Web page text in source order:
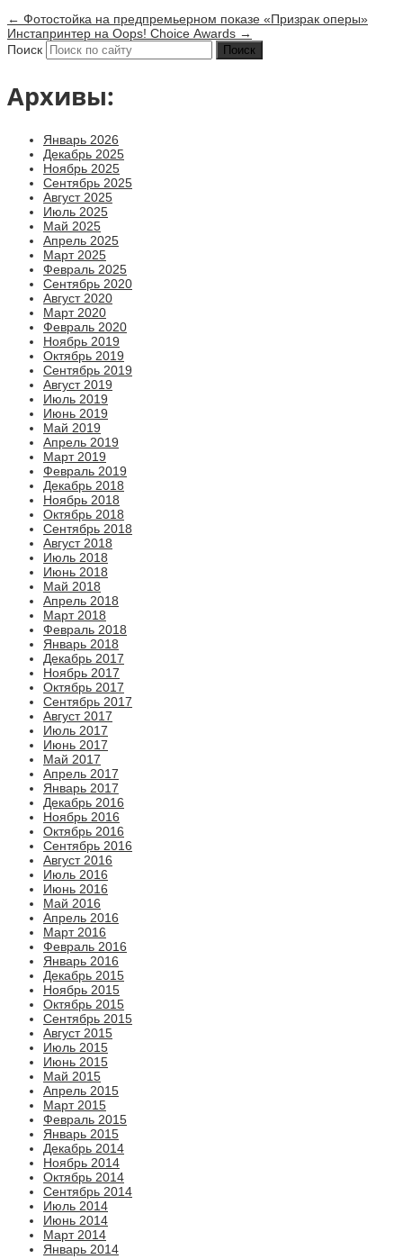
← Фотостойка на предпремьерном показе «Призрак оперы»
Инстапринтер на Oops! Choicе Awards →
Поиск
Архивы:
Январь 2026
Декабрь 2025
Ноябрь 2025
Сентябрь 2025
Август 2025
Июль 2025
Май 2025
Апрель 2025
Март 2025
Февраль 2025
Сентябрь 2020
Август 2020
Март 2020
Февраль 2020
Ноябрь 2019
Октябрь 2019
Сентябрь 2019
Август 2019
Июль 2019
Июнь 2019
Май 2019
Апрель 2019
Март 2019
Февраль 2019
Декабрь 2018
Ноябрь 2018
Октябрь 2018
Сентябрь 2018
Август 2018
Июль 2018
Июнь 2018
Май 2018
Апрель 2018
Март 2018
Февраль 2018
Январь 2018
Декабрь 2017
Ноябрь 2017
Октябрь 2017
Сентябрь 2017
Август 2017
Июль 2017
Июнь 2017
Май 2017
Апрель 2017
Январь 2017
Декабрь 2016
Ноябрь 2016
Октябрь 2016
Сентябрь 2016
Август 2016
Июль 2016
Июнь 2016
Май 2016
Апрель 2016
Март 2016
Февраль 2016
Январь 2016
Декабрь 2015
Ноябрь 2015
Октябрь 2015
Сентябрь 2015
Август 2015
Июль 2015
Июнь 2015
Май 2015
Апрель 2015
Март 2015
Февраль 2015
Январь 2015
Декабрь 2014
Ноябрь 2014
Октябрь 2014
Сентябрь 2014
Июль 2014
Июнь 2014
Март 2014
Январь 2014